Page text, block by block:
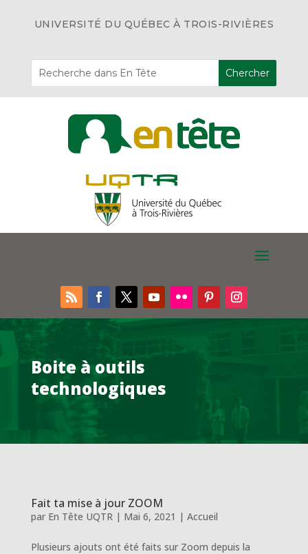
UNIVERSITÉ DU QUÉBEC À TROIS-RIVIÈRES
Boite à outils
technologiques
Fait ta mise à jour ZOOM
par En Tête UQTR| Mai 6, 2021 | Accueil
Plusieurs ajouts ont été faits sur Zoom depuis la